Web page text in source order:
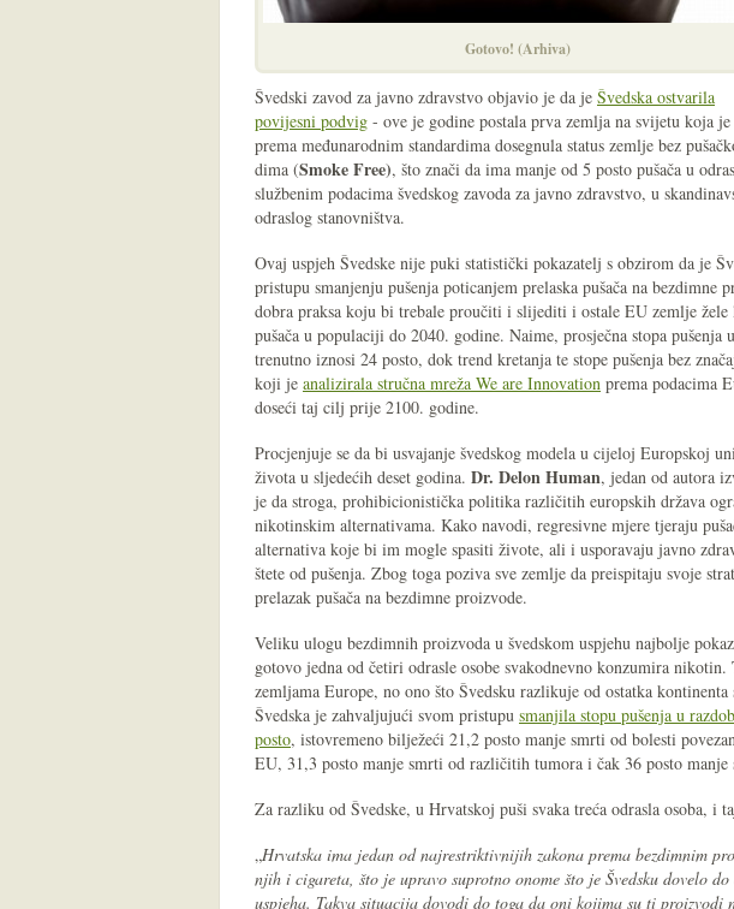
Gotovo! (Arhiva)
Švedski zavod za javno zdravstvo objavio je da je Švedska ostvarila
povijesni podvig - ove je godine postala prva zemlja na svijetu koja je
prema međunarodnim standardima dosegnula status zemlje bez
dima (Smoke Free), što znači da ima manje od 5 posto pušača u
službenim podacima švedskog zavoda za javno zdravstvo, u
odraslog stanovništva.
Ovaj uspjeh Švedske nije puki statistički pokazatelj s obzirom da je
pristupu smanjenju pušenja poticanjem prelaska pušača na bezdimne
dobra praksa koju bi trebale proučiti i slijediti i ostale EU zemlje
pušača u populaciji do 2040. godine. Naime, prosječna stopa
trenutno iznosi 24 posto, dok trend kretanja te stope pušenja bez
koji je analizirala stručna mreža We are Innovation prema podacima
doseći taj cilj prije 2100. godine.
Procjenjuje se da bi usvajanje švedskog modela u cijeloj Europskoj
života u sljedećih deset godina​​. Dr. Delon Human, jedan od autora
je da stroga, prohibicionistička politika različitih europskih država
nikotinskim alternativama. Kako navodi, regresivne mjere tjeraju
alternativa koje bi im mogle spasiti živote, ali i usporavaju javno
štete od pušenja. Zbog toga poziva sve zemlje da preispitaju svoje
prelazak pušača na bezdimne proizvode.
Veliku ulogu bezdimnih proizvoda u švedskom uspjehu najbolje
gotovo jedna od četiri odrasle osobe svakodnevno konzumira
zemljama Europe, no ono što Švedsku razlikuje od ostatka
Švedska je zahvaljujući svom pristupu smanjila stopu pušenja u
posto, istovremeno bilježeći 21,2 posto manje smrti od bolesti
EU, 31,3 posto manje smrti od različitih tumora i čak 36 posto
Za razliku od Švedske, u Hrvatskoj puši svaka treća odrasla osoba, i
„Hrvatska ima jedan od najrestriktivnijih zakona prema bezdimnim
njih i cigareta, što je upravo suprotno onome što je Švedsku dovelo
uspjeha. Takva situacija dovodi do toga da oni kojima su ti proizvodi